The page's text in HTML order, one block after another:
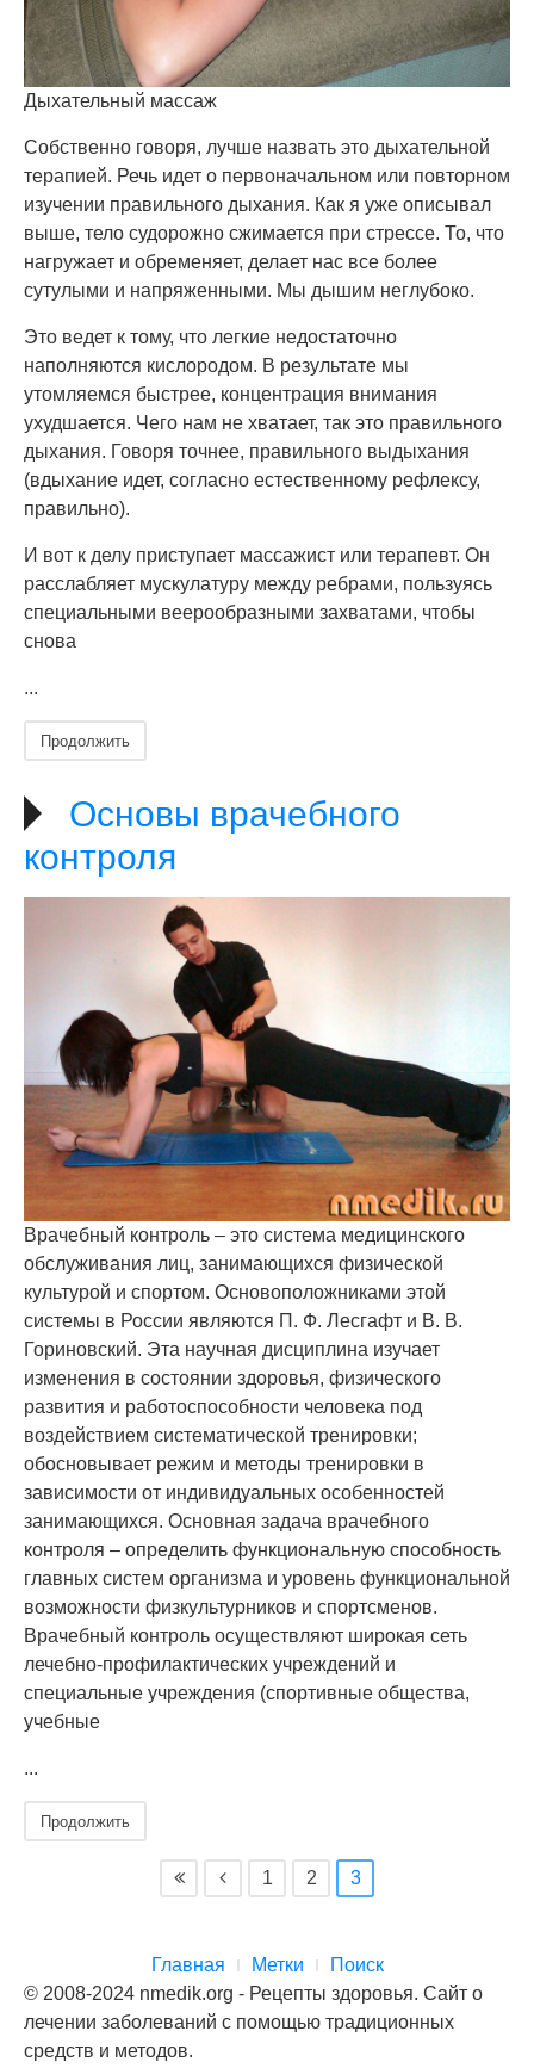
Дыхательный массаж
Собственно говоря, лучше назвать это дыхательной
терапией. Речь идет о первоначальном или повторном
изучении правильного дыхания. Как я уже описывал
выше, тело судорожно сжимается при стрессе. То, что
нагружает и обременяет, делает нас все более
сутулыми и напряженными. Мы дышим неглубоко.
Это ведет к тому, что легкие недостаточно
наполняются кислородом. В результате мы
утомляемся быстрее, концентрация внимания
ухудшается. Чего нам не хватает, так это правильного
дыхания. Говоря точнее, правильного выдыхания
(вдыхание идет, согласно естественному рефлексу,
правильно).
И вот к делу приступает массажист или терапевт. Он
расслабляет мускулатуру между ребрами, пользуясь
специальными веерообразными захватами, чтобы
снова
...
Продолжить
Основы врачебного
контроля
Врачебный контроль – это система медицинского
обслуживания лиц, занимающихся физической
культурой и спортом. Основоположниками этой
системы в России являются П. Ф. Лесгафт и В. В.
Гориновский. Эта научная дисциплина изучает
изменения в состоянии здоровья, физического
развития и работоспособности человека под
воздействием систематической тренировки;
обосновывает режим и методы тренировки в
зависимости от индивидуальных особенностей
занимающихся. Основная задача врачебного
контроля – определить функциональную способность
главных систем организма и уровень функциональной
возможности физкультурников и спортсменов.
Врачебный контроль осуществляют широкая сеть
лечебно-профилактических учреждений и
специальные учреждения (спортивные общества,
учебные
...
Продолжить
1 2 3
Главная Метки
Поиск
© 2008-2024 nmedik.org - Рецепты здоровья. Сайт о
лечении заболеваний с помощью традиционных
средств и методов.